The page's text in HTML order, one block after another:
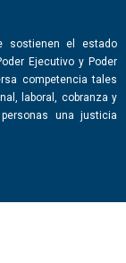
sostienen el estado
Ejecutivo y Poder
competencia tales
laboral, cobranza y
una justicia